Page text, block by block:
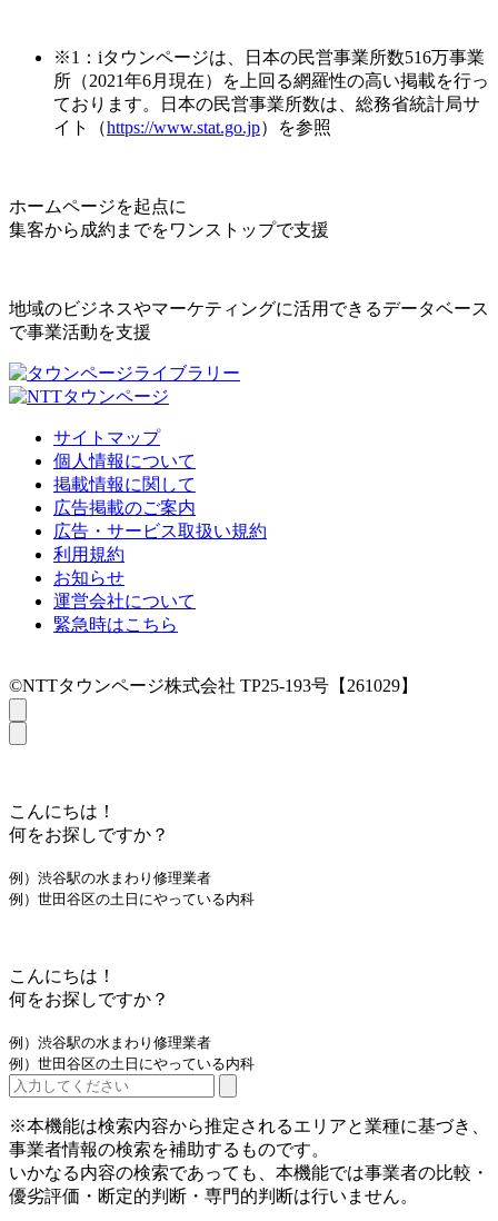
※1：iタウンページは、日本の民営事業所数516万事業
所（2021年6月現在）を上回る網羅性の高い掲載を行っ
ております。日本の民営事業所数は、総務省統計局サ
イト（https://www.stat.go.jp）を参照
ホームページを起点に
集客から成約までをワンストップで支援
地域のビジネスやマーケティングに活用できるデータベース
で事業活動を支援
サイトマップ
個人情報について
掲載情報に関して
広告掲載のご案内
広告・サービス取扱い規約
利用規約
お知らせ
運営会社について
緊急時はこちら
©NTTタウンページ株式会社 TP25-193号【261029】
こんにちは！
何をお探しですか？
例）渋谷駅の水まわり修理業者
例）世田谷区の土日にやっている内科
こんにちは！
何をお探しですか？
例）渋谷駅の水まわり修理業者
例）世田谷区の土日にやっている内科
※本機能は検索内容から推定されるエリアと業種に基づき、
事業者情報の検索を補助するものです。
いかなる内容の検索であっても、本機能では事業者の比較・
優劣評価・断定的判断・専門的判断は行いません。